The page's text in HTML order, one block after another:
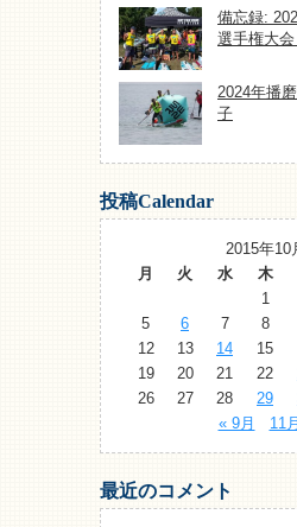
備忘録:
選手権大
2024年播
子
投稿Calendar
2015年10
月
火 水 木
1
5
6 7 8
12
13 14 15
19
20 21 22
26
27 28 29
« 9月
11
最近のコメント